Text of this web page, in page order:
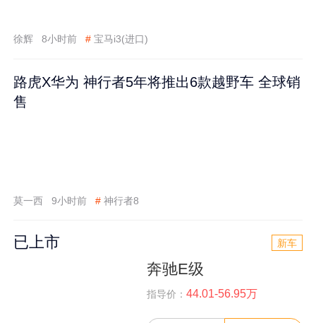
徐辉 8小时前 # 宝马i3(进口)
路虎X华为 神行者5年将推出6款越野车 全球销
售
莫一西 9小时前 # 神行者8
已上市 新车
奔驰E级
指导价： 44.01-56.95万